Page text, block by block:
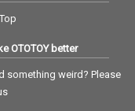
OTOTOY better
something weird? Please